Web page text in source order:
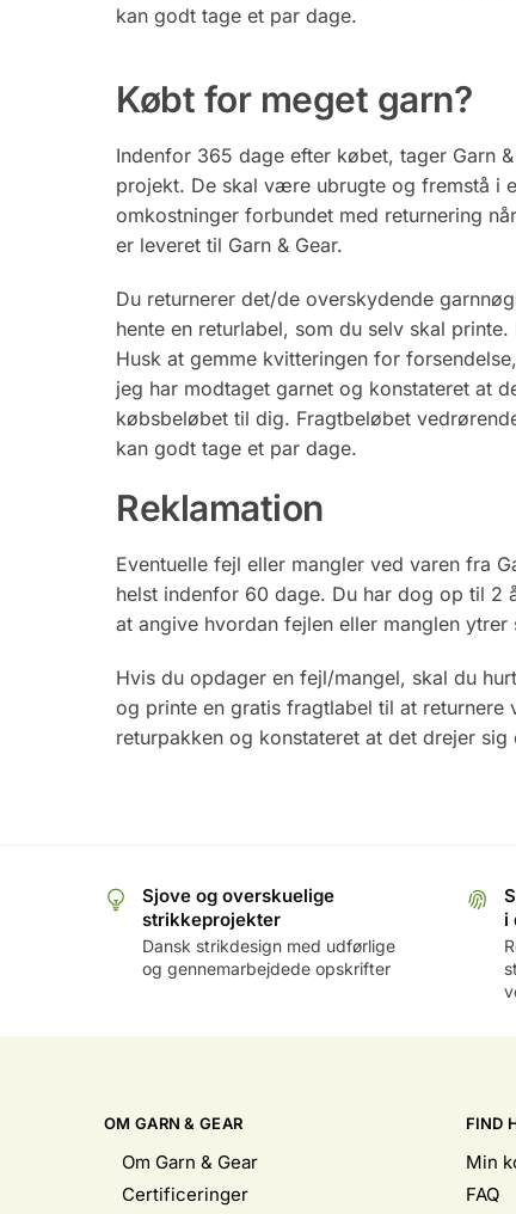
kan godt tage et par dage.
Købt for meget garn?
Indenfor 365 dage efter købet, tager Garn
projekt. De skal være ubrugte og fremstå i
omkostninger forbundet med returnering
er leveret til Garn & Gear.
Du returnerer det/de overskydende
hente en returlabel, som du selv skal
Husk at gemme kvitteringen for
jeg har modtaget garnet og konstateret at
købsbeløbet til dig. Fragtbeløbet
kan godt tage et par dage.
Reklamation
Eventuelle fejl eller mangler ved varen fra
helst indenfor 60 dage. Du har dog op til 2
at angive hvordan fejlen eller manglen ytrer
Hvis du opdager en fejl/mangel, skal du
og printe en gratis fragtlabel til at
returpakken og konstateret at det drejer
Sjove og overskuelige
strikkeprojekter
Dansk strikdesign med udførlige
og gennemarbejdede opskrifter
i
OM GARN & GEAR
Om Garn & Gear
Certificeringer
FIND
Min
FAQ